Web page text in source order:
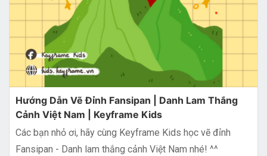
Hướng Dẫn Vẽ Đỉnh Fansipan | Danh Lam Thắng
Cảnh Việt Nam | Keyframe Kids
Các bạn nhỏ ơi, hãy cùng Keyframe Kids học vẽ đỉnh
Fansipan - Danh lam thắng cảnh Việt Nam nhé! ^^